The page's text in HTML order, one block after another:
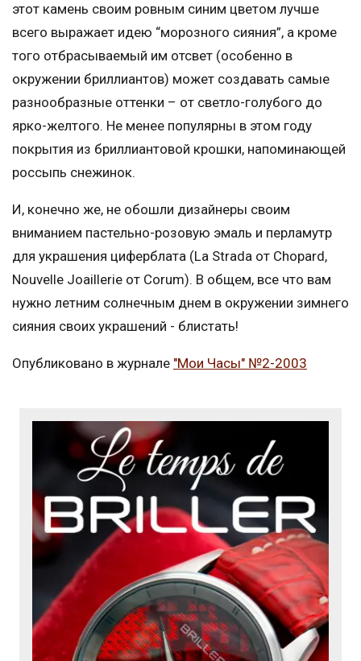
этот камень своим ровным синим цветом лучше
всего выражает идею “морозного сияния”, а кроме
того отбрасываемый им отсвет (особенно в
окружении бриллиантов) может создавать самые
разнообразные оттенки – от светло-голубого до
ярко-желтого. Не менее популярны в этом году
покрытия из бриллиантовой крошки, напоминающей
россыпь снежинок.
И, конечно же, не обошли дизайнеры своим
вниманием пастельно-розовую эмаль и перламутр
для украшения циферблата (La Strada от Chopard,
Nouvelle Joaillerie от Corum). В общем, все что вам
нужно летним солнечным днем в окружении зимнего
сияния своих украшений - блистать!
Опубликовано в журнале "Мои Часы" №2-2003